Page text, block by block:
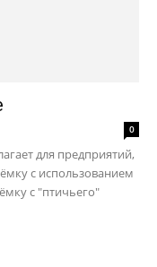
0
для предприятий,
с использованием
с "птичьего"